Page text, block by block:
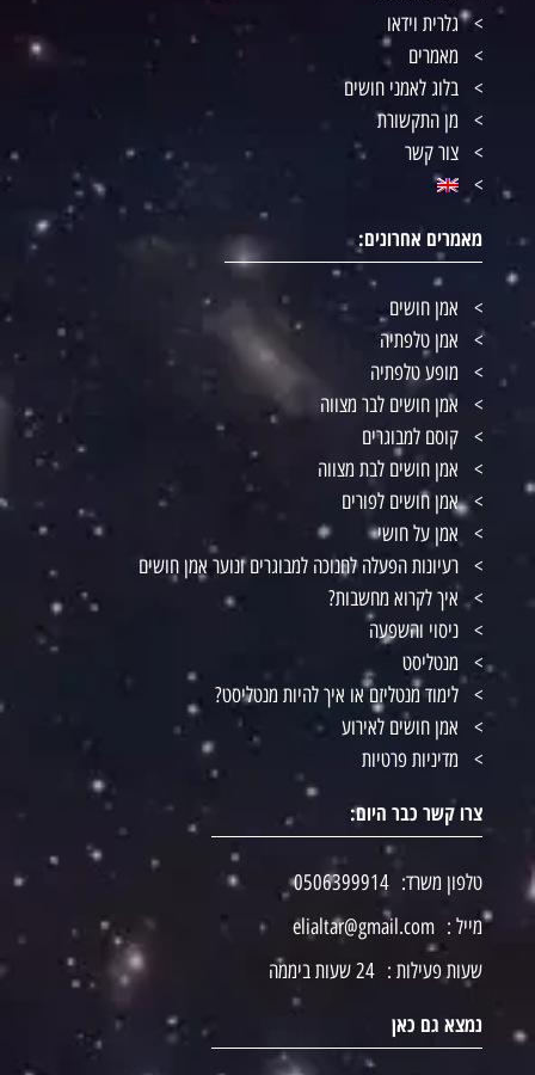
גלרית וידאו
מאמרים
בלוג לאמני חושים
מן התקשורת
צור קשר
מאמרים אחרונים:
אמן חושים
אמן טלפתיה
מופע טלפתיה
אמן חושים לבר מצווה
קוסם למבוגרים
אמן חושים לבת מצווה
אמן חושים לפורים
אמן על חושי
רעיונות הפעלה לחנוכה למבוגרים ונוער אמן חושים
איך לקרוא מחשבות?
ניסוי והשפעה
מנטליסט
לימוד מנטליזם או איך להיות מנטליסט?
אמן חושים לאירוע
מדיניות פרטיות
צרו קשר כבר היום:
טלפון משרד: 0506399914
מייל : elialtar@gmail.com
שעות פעילות : 24 שעות ביממה
נמצא גם כאן